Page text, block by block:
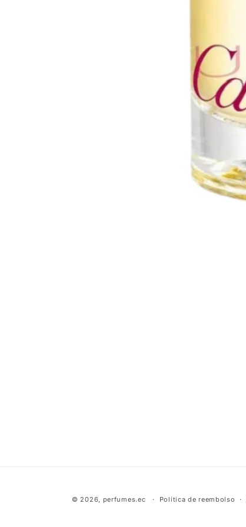
© 2026, perfumes.ec Política de reembolso